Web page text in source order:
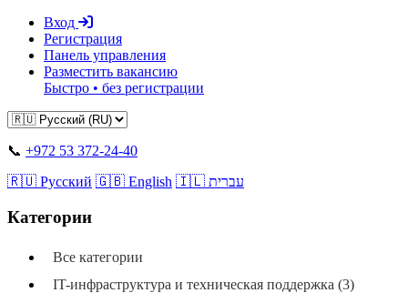
Вход
Регистрация
Панель управления
Разместить вакансию
Быстро • без регистрации
📞 +972 53 372-24-40
🇷🇺 Русский 🇬🇧 English 🇮🇱 עברית
Категории
Все категории
IT-инфраструктура и техническая поддержка (3)